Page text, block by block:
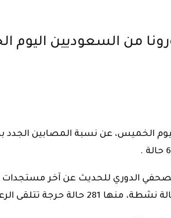
من السعوديين اليوم
الدوري للحديث عن آخر مستجدات